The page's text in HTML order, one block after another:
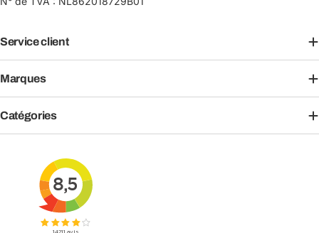
Service client
Marques
Catégories